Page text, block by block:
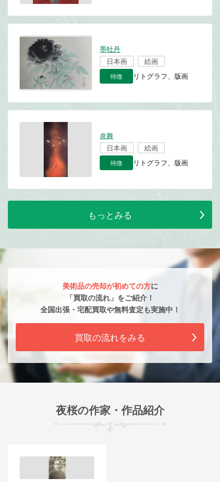
墨牡丹
日本画
絵画
特徴 リトグラフ、版画
炎舞
日本画
絵画
特徴 リトグラフ、版画
もっとみる
美術品の売却が初めての方に
「買取の流れ」をご紹介！
全国出張・宅配買取や無料査定も実施中！
買取の流れをみる
夜桜の作家・作品紹介